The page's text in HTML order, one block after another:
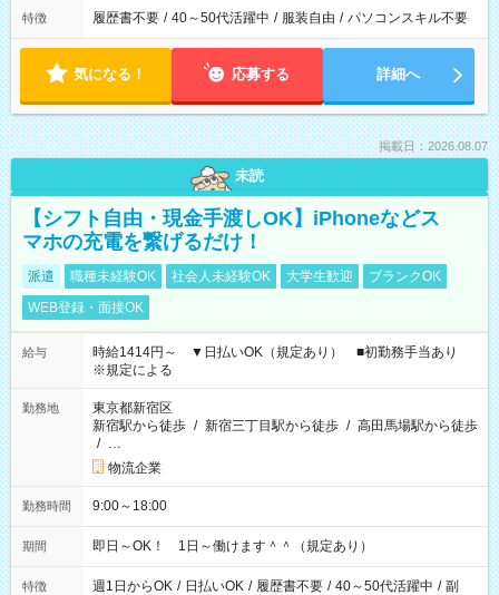
特徴 履歴書不要 / 40～50代活躍中 / 服装自由 / パソコンスキル不要
気になる！ 応募する 詳細へ
掲載日：2026.08.07
未読
【シフト自由・現金手渡しOK】iPhoneなどス
マホの充電を繋げるだけ！
派遣 職種未経験OK 社会人未経験OK 大学生歓迎
ブランクOK
WEB登録・面接OK
給与
時給1414円～ ▼日払いOK（規定あり） ■初勤務手当あり
※規定による
勤務地
東京都新宿区
新宿駅から徒歩 / 新宿三丁目駅から徒歩 / 高田馬場駅から徒歩
/ …
物流企業
勤務時間 9:00～18:00
期間 即日～OK！ 1日～働けます＾＾（規定あり）
特徴 週1日からOK / 日払いOK / 履歴書不要 / 40～50代活躍中 / 副